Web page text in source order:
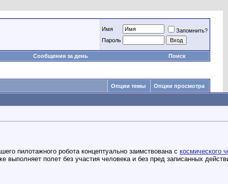
Имя
Запомнить?
Пароль
Сообщения за день Поиск
Опции темы Опции просмотра
пилотажного робота концептуально заимствована с космического
полет без участия человека и без пред записанных